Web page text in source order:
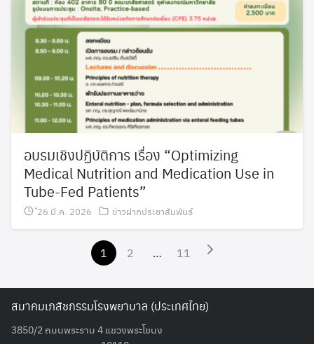
อบรมเชิงปฏิบัติการ เรื่อง “Optimizing
Medical Nutrition and Medication Use in
Tube-Fed Patients”
๋26 มี.ค. 2026 ข่าวฝากประชาสัมพันธ์
1 2 … 11
สมาคมเภสัชกรรมโรงพยาบาล (ประเทศไทย)
3850/2 ถนนพระราม 4 แขวงพระโขนง